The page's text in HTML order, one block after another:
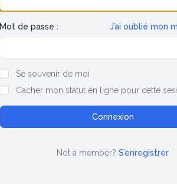
Mot de passe : J’ai oublié mon
Se souvenir de moi
Cacher mon statut en ligne pour cette
Not a member? S’enregistrer